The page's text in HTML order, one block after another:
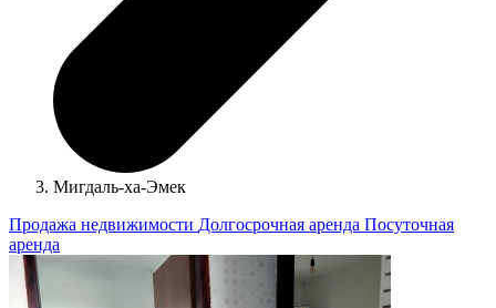
Мигдаль-ха-Эмек
Продажа недвижимости Долгосрочная аренда Посуточная
аренда